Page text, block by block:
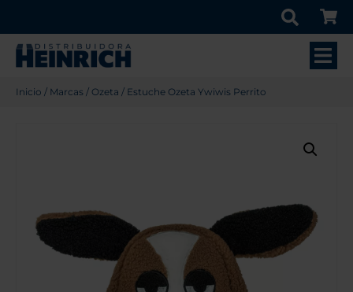
Inicio / Marcas / Ozeta / Estuche Ozeta Ywiwis Perrito